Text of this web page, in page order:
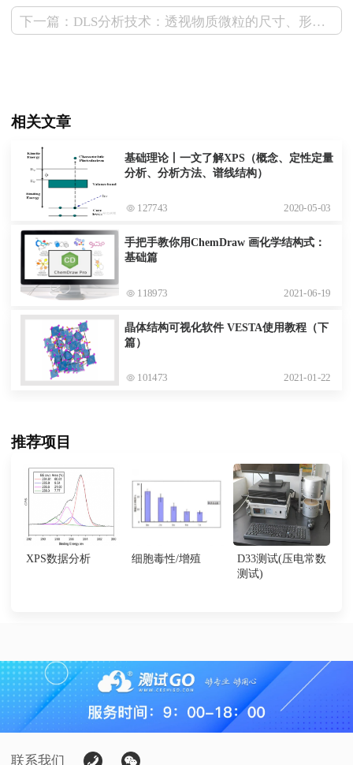
下一篇：DLS分析技术：透视物质微粒的尺寸、形状与浓度
相关文章
基础理论丨一文了解XPS（概念、定性定量
分析、分析方法、谱线结构）
127743 2020-05-03
手把手教你用ChemDraw 画化学结构式：
基础篇
118973 2021-06-19
晶体结构可视化软件 VESTA使用教程（下
篇）
101473 2021-01-22
推荐项目
XPS数据分析 细胞毒性/增殖
D33测试(压电常数
测试)
联系我们